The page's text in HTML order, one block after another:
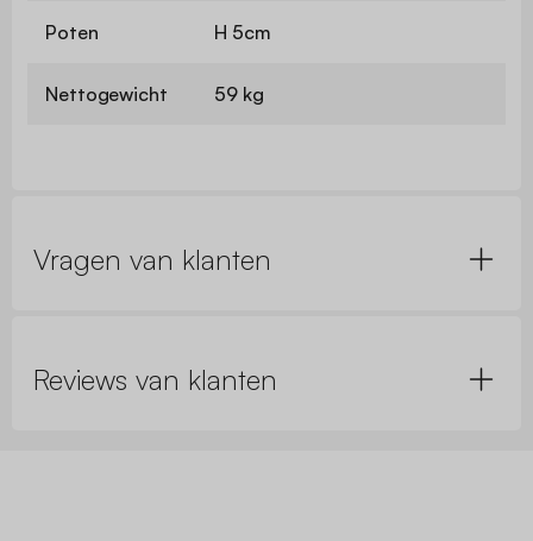
Poten H 5cm
Nettogewicht 59 kg
Vragen van klanten
Reviews van klanten